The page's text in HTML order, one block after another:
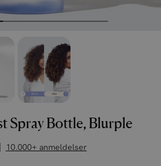
Spray Bottle, Blurple
10.000+ anmeldelser